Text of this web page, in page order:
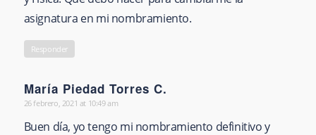
asignatura en mi nombramiento.
Responder
María Piedad Torres C.
says:
26 febrero, 2021 at 10:49 am
Buen día, yo tengo mi nombramiento definitivo y